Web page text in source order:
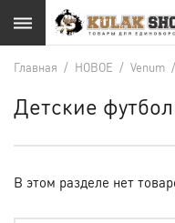
Главная / НОВОЕ / Venum /
Детские
В этом разделе нет